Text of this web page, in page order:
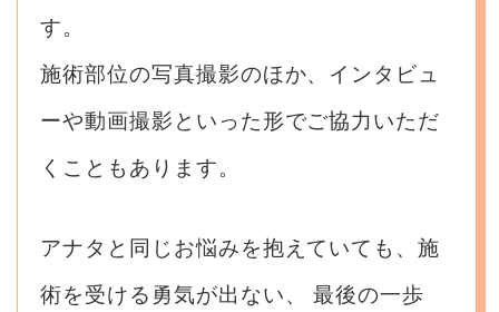
す。
施術部位の写真撮影のほか、インタビュ
ーや動画撮影といった形でご協力いただ
くこともあります。
アナタと同じお悩みを抱えていても、施
術を受ける勇気が出ない、
最後の一歩